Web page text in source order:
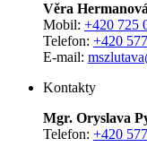
Věra
Mobil: +420 725
Telefon: +420
E-mail:
Kontakty
Mgr. Oryslava
Telefon: +420